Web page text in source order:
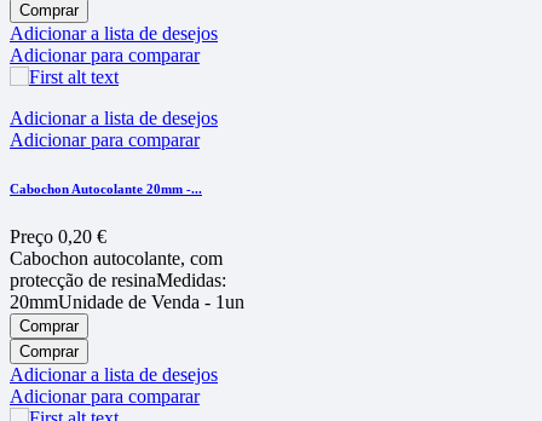
Comprar
Adicionar a lista de desejos
Adicionar para comparar
Adicionar a lista de desejos
Adicionar para comparar
Cabochon Autocolante 20mm -...
Preço 0,20 €
Cabochon autocolante, com
protecção de resinaMedidas:
20mmUnidade de Venda - 1un
Comprar
Comprar
Adicionar a lista de desejos
Adicionar para comparar